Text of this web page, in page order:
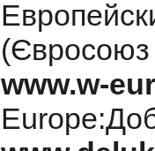
www.w-